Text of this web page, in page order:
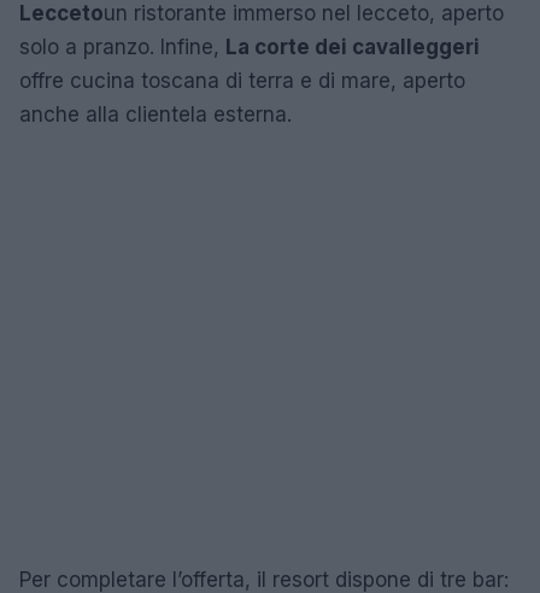
Leccetoun ristorante immerso nel lecceto, aperto
solo a pranzo. Infine, La corte dei cavalleggeri
offre cucina toscana di terra e di mare, aperto
anche alla clientela esterna.
Per completare l’offerta, il resort dispone di tre bar: